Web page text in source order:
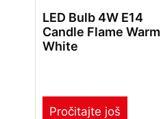
LED Bulb 4W E14
Candle Flame Warm
White
Pročitajte još